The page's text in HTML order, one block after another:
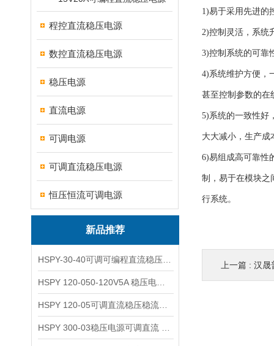
程控直流稳压电源
数控直流稳压电源
稳压电源
直流电源
可调电源
可调直流稳压电源
恒压恒流可调电源
新品推荐
1)易于采用先进的
2)控制灵活，系统
3)控制系统的可靠
4)系统维护方便，
甚至控制参数的在
5)系统的一致性好
大大减小，生产成
6)易组成高可靠性
制，易于在模块之
行系统。
上一篇 : 汉晟